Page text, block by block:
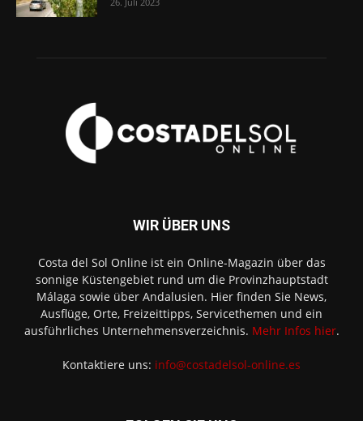
WIR ÜBER UNS
Costa del Sol Online ist ein Online-Magazin über das
sonnige Küstengebiet rund um die Provinzhauptstadt
Málaga sowie über Andalusien. Hier finden Sie News,
Ausflüge, Orte, Freizeittipps, Servicethemen und ein
ausführliches Unternehmensverzeichnis. Mehr Infos hier.
Kontaktiere uns: info@costadelsol-online.es